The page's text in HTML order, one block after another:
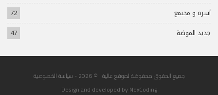
أسرة و مجتمع
72
جديد الموضة
47
جميع الحقوق محفوضة لموقع عالية . © 2026 -
سياسة الخصوصية
Design and developed byNexCoding